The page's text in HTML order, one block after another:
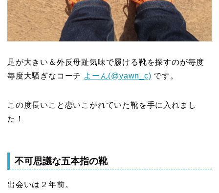
足が大きい＆外反母趾気味で履ける靴を探すのが毎度
毎度大騒ぎなコーチ よーん(@yawn_c) です。
この度長いこと恋いこがれていた靴を手に入れまし
た！
不可思議な五本指の靴
出会いは２年前。